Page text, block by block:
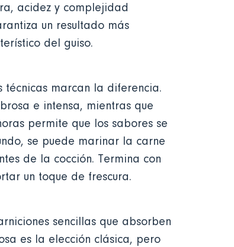
acidez y complejidad
un resultado más
del guiso.
técnicas marcan la diferencia.
e intensa, mientras que
permite que los sabores se
se puede marinar la carne
de la cocción. Termina con
un toque de frescura.
sencillas que absorben
es la elección clásica, pero